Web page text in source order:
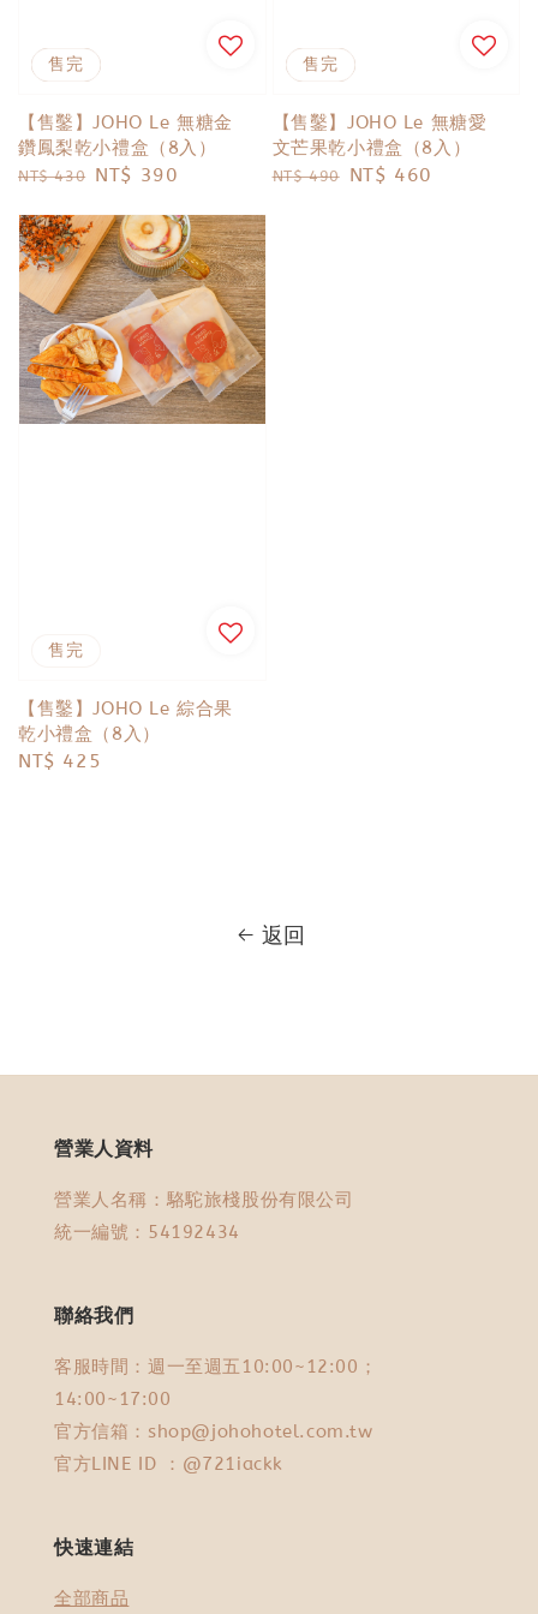
優惠
售完
【售鑿】JOHO Le 無糖金
鑽鳳梨乾小禮盒（8入）
Regular
NT$ 430 Sale
NT$ 390
優惠
售完
【售鑿】JOHO Le 無糖愛
文芒果乾小禮盒（8入）
Regular
NT$ 490
Sale
NT$ 460
售完
【售鑿】JOHO Le 綜合果
乾小禮盒（8入）
Regular
NT$ 425
返回
營業人資料
營業人名稱：駱駝旅棧股份有限公司
統一編號：54192434
聯絡我們
客服時間：週一至週五10:00~12:00；
14:00~17:00
官方信箱：shop@johohotel.com.tw
官方LINE ID ：@721iackk
快速連結
全部商品